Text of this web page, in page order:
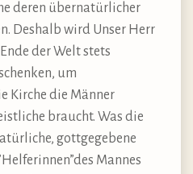
deren übernatürlicher
Deshalb wird Unser Herr
der Welt stets
um
Kirche die Männer
braucht. Was die
gottgegebene
Mannes